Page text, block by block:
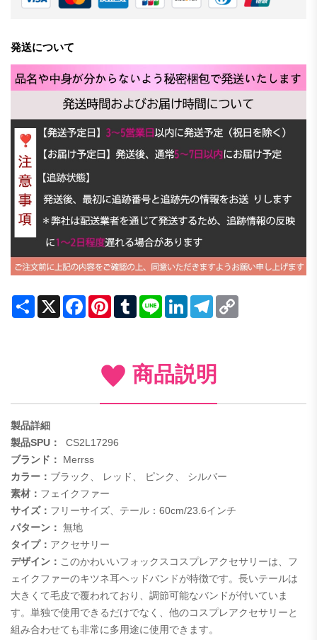
発送について
Share X FacebookPinterestTumblrLine LinkedInTelegram
商品説明
製品詳細
製品SPU：
CS2L17296
ブランド：
Merrss
カラー： ブラック、 レッド、 ピンク、 シルバー
素材： フェイクファー
サイズ： フリーサイズ、テール：60cm/23.6インチ
パターン： 無地
タイプ： アクセサリー
デザイン： このかわいいフォックスコスプレアクセサリーは、フ
ェイクファーのキツネ耳ヘッドバンドが特徴です。長いテールは
大きくて毛皮で覆われており、調節可能なバンドが付いていま
す。単独で使用できるだけでなく、他のコスプレアクセサリーと
組み合わせても非常に多用途に使用できます。